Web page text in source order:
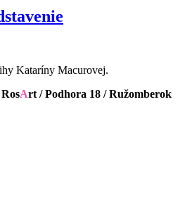
Kataríny Macurovej.
Art / Podhora 18 / Ružomberok